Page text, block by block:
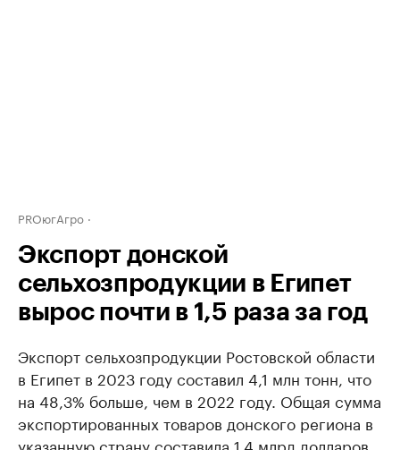
PROюгАгро
Экспорт донской
сельхозпродукции в Египет
вырос почти в 1,5 раза за год
Экспорт сельхозпродукции Ростовской области
в Египет в 2023 году составил 4,1 млн тонн, что
на 48,3% больше, чем в 2022 году. Общая сумма
экспортированных товаров донского региона в
указанную страну составила 1,4 млрд долларов